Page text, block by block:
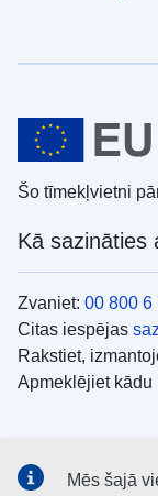
Šo tīmekļvietni
Kā sazināties
Zvaniet: 00 800 6
Citas iespējas
Rakstiet,
Apmeklējiet kādu
Mēs šajā